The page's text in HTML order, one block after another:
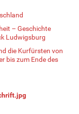
– Geschichte
Ludwigsburg
die Kurfürsten von
bis zum Ende des